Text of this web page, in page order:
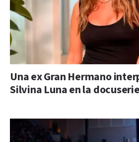
Una ex Gran Hermano
Silvina Luna en la